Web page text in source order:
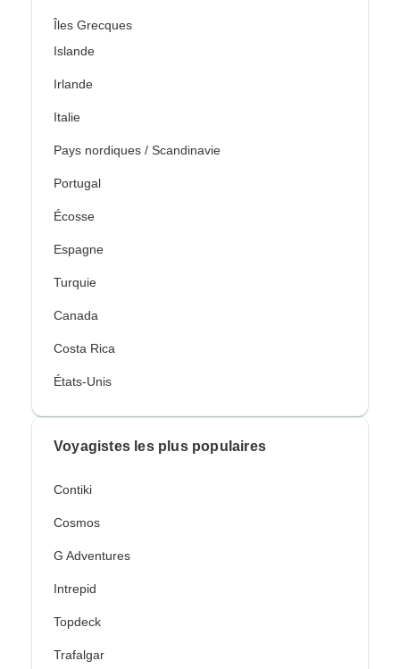
Îles Grecques
Islande
Irlande
Italie
Pays nordiques / Scandinavie
Portugal
Écosse
Espagne
Turquie
Canada
Costa Rica
États-Unis
Voyagistes les plus populaires
Contiki
Cosmos
G Adventures
Intrepid
Topdeck
Trafalgar